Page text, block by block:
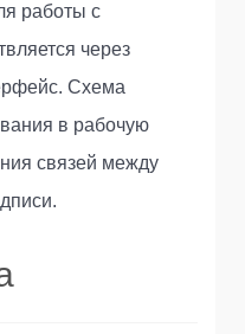
работы с
через
Схема
в рабочую
связей между